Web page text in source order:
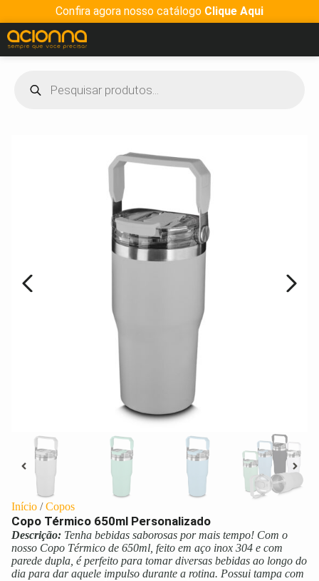
Confira agora nosso catálogo Clique Aqui
Início /Copos
Copo Térmico 650ml Personalizado
Descrição: Tenha bebidas saborosas por mais tempo! Com o
nosso Copo Térmico de 650ml, feito em aço inox 304 e com
parede dupla, é perfeito para tomar diversas bebidas ao longo do
dia para dar aquele impulso durante a rotina. Possui tampa com